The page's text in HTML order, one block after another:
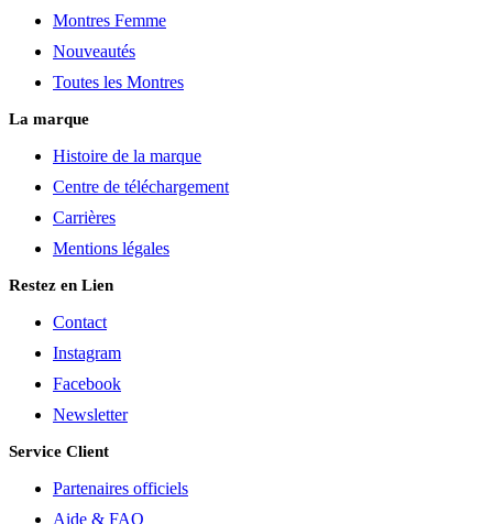
Montres Femme
Nouveautés
Toutes les Montres
La marque
Histoire de la marque
Centre de téléchargement
Carrières
Mentions légales
Restez en Lien
Contact
Instagram
Facebook
Newsletter
Service Client
Partenaires officiels
Aide & FAQ